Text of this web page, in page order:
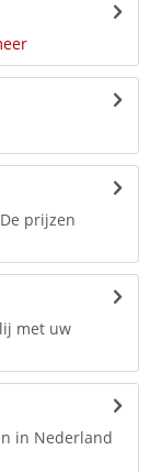
prijzen
met uw
in Nederland